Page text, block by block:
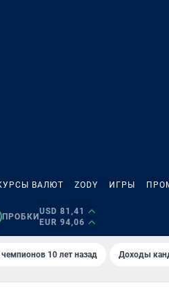
ВАЛЮТ ZODY ИГРЫ
ПРОБКИ
USD 81,41
EUR 94,06
чемпионов 10 лет назад Доходы